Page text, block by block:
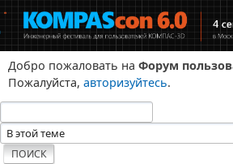
Добро пожаловать на Форум
Пожалуйста, авторизуйтесь.